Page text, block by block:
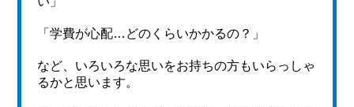
「学費が心配…どのくらいかかるの？」
など、いろいろな思いをお持ちの方もいらっしゃ
るかと思います。